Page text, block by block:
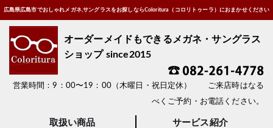
広島県広島市でおしゃれメガネ,サングラスをお探しならColoritura（コロリトゥーラ）におまかせください
オーダーメイドもできるメガネ・サングラス
ショップ since2015
営業時間：9：00〜19：00（木曜日・祝日定休） ご来店時はなる
べくご予約・お電話ください。
取扱い商品 サービス紹介